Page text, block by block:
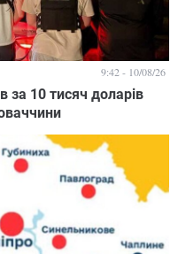
за 10 тисяч доларів
9:42 - 10/08/26